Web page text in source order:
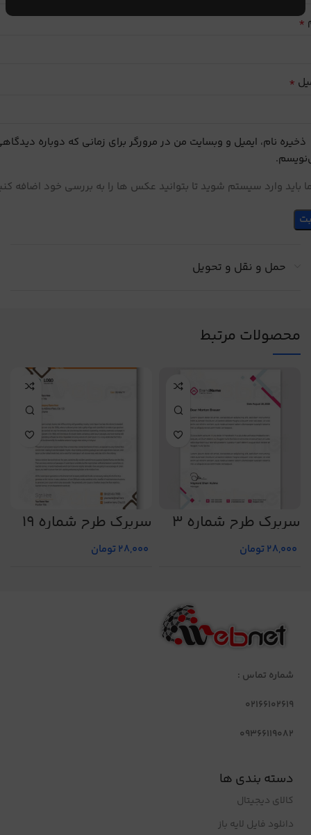
*
*
ذخیره نام، ایمیل و وبسایت من در مرورگر برای زمانی که دوباره
باید وارد سیستم شوید تا بتوانید عکس ها را به بررسی خود اضافه
حمل و نقل و تحویل
محصولات مرتبط
سربرگ طرح شماره 3
28,000تومان
سربرگ طرح شماره 19
28,000تومان
شماره تماس :
02166102619
09366119082
دسته بندی ها
کالای دیجیتال
دانلود فایل لایه باز